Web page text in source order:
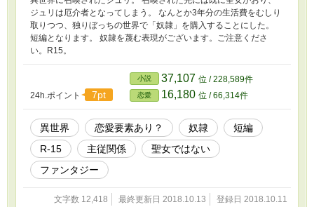
ジュリは厄介者となってしまう。 なんとか3年分の生活費をむしり
取りつつ、独りぼっちの世界で「奴隷」を購入することにした。
短編となります。 奴隷を蔑む表現がございます。ご注意くださ
い。R15。
24h.ポイント 7pt
小説 37,107 位 / 228,589件
恋愛 16,180 位 / 66,314件
異世界 恋愛要素あり？ 奴隷
短編
R-15
主従関係
聖女ではない
ファンタジー
文字数 12,418 最終更新日 2018.10.13 登録日 2018.10.11